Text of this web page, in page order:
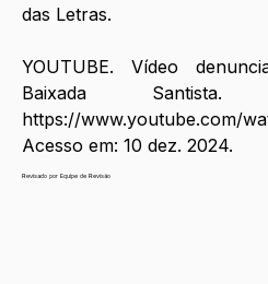
das Letras.
YOUTUBE. Vídeo
https://www.youtube.com/
Acesso em: 10 dez. 2024.
Revisado por Equipe de Revisão